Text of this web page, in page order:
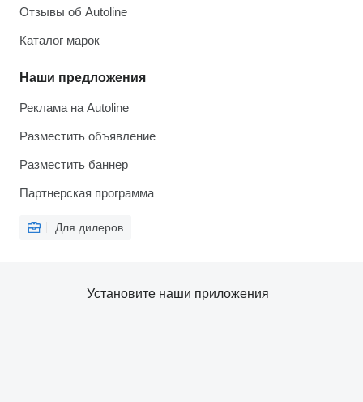
Отзывы об Autoline
Каталог марок
Наши предложения
Реклама на Autoline
Разместить объявление
Разместить баннер
Партнерская программа
Для дилеров
Установите наши приложения